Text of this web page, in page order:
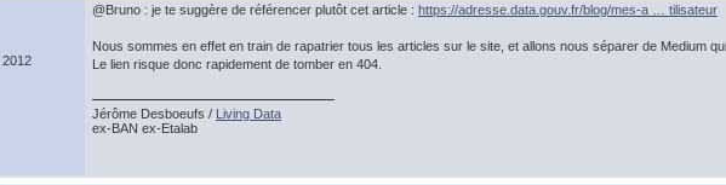
2012
@Bruno : je te suggère de référencer plutôt cet article : https://adresse.data.gouv.fr/blog/mes-a … tilisateur
Nous sommes en effet en train de rapatrier tous les articles sur le site, et allons nous séparer de Medium
Le lien risque donc rapidement de tomber en 404.
Jérôme Desboeufs / Living Data
ex-BAN ex-Etalab